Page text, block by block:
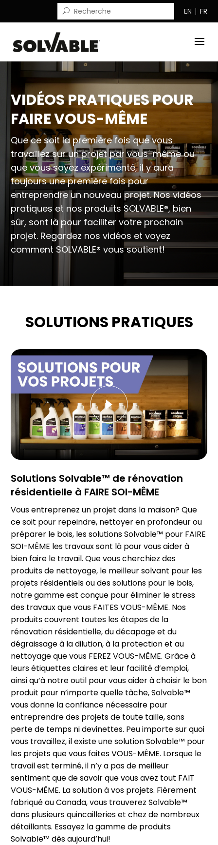
EN FR
VIDÉOS PRATIQUES POUR
FAIRE VOUS-MÊME
Que ce soit la première fois que vous
travaillez sur un projet par vous-même ou
que vous soyez expérimenté, il y aura
toujours une première fois pour
entreprendre un nouveau projet. Nos vidéos
pratiques et nos produits SOLVABLE®, bien
sûr, sont là pour faciliter votre prochain
projet. Regardez nos vidéos et voyez
comment SOLVABLE® vous soutient!
SOLUTIONS PRATIQUES
Solutions Solvable™ de rénovation
résidentielle à FAIRE SOI-MÊME
Vous entreprenez un projet dans la maison? Que
ce soit pour repeindre, nettoyer en profondeur ou
préparer le bois, les solutions Solvable™ pour FAIRE
SOI-MÊME les travaux sont là pour vous aider à
bien faire le travail. Que vous cherchiez des
produits de nettoyage, le meilleur solvant pour les
projets résidentiels ou des solutions pour le bois,
notre gamme est conçue pour éliminer le stress
des travaux que vous FAITES VOUS-MÊME. Nos
produits couvrent toutes les étapes de la
rénovation résidentielle, du décapage et du
dégraissage à la dilution, à la protection et au
nettoyage que vous FEREZ VOUS-MÊME. Grâce à
leurs étiquettes claires et leur facilité d’emploi,
ainsi qu’à notre outil pour vous aider à choisir le bon
produit pour n’importe quelle tâche, Solvable™
vous donne la confiance nécessaire pour
entreprendre des projets de toute taille, sans
perte de temps ni devinettes. Peu importe sur quoi
vous travaillez, il existe une solution Solvable™ pour
les projets que vous faites VOUS-MÊME. Lorsque le
travail est terminé, il n’y a pas de meilleur
sentiment que de savoir que vous avez tout FAIT
VOUS-MÊME. La solution à vos projets. Fièrement
fabriqué au Canada, vous trouverez Solvable™
dans plusieurs quincailleries et chez de nombreux
détaillants. Essayez la gamme de produits
Solvable™ dès aujourd’hui!